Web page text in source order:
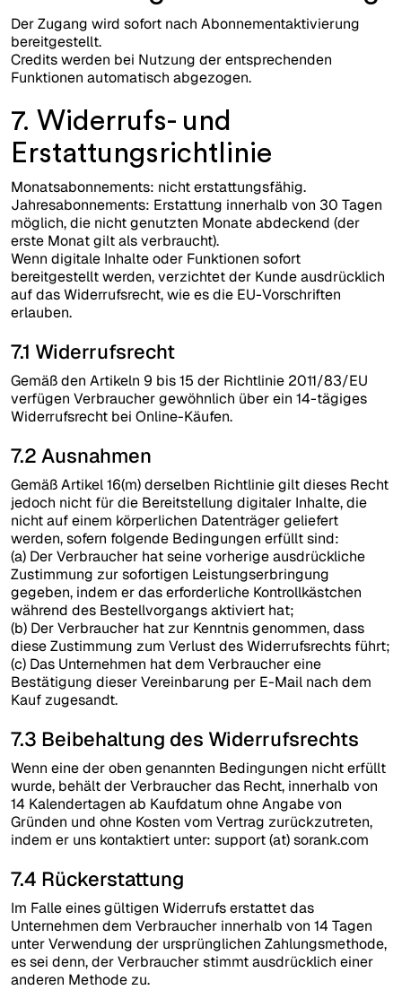
Der Zugang wird sofort nach Abonnementaktivierung
bereitgestellt.
Credits werden bei Nutzung der entsprechenden
Funktionen automatisch abgezogen.
7. Widerrufs- und
Erstattungsrichtlinie
Monatsabonnements: nicht erstattungsfähig.
Jahresabonnements: Erstattung innerhalb von 30 Tagen
möglich, die nicht genutzten Monate abdeckend (der
erste Monat gilt als verbraucht).
Wenn digitale Inhalte oder Funktionen sofort
bereitgestellt werden, verzichtet der Kunde ausdrücklich
auf das Widerrufsrecht, wie es die EU-Vorschriften
erlauben.
7.1 Widerrufsrecht
Gemäß den Artikeln 9 bis 15 der Richtlinie 2011/83/EU
verfügen Verbraucher gewöhnlich über ein 14-tägiges
Widerrufsrecht bei Online-Käufen.
7.2 Ausnahmen
Gemäß Artikel 16(m) derselben Richtlinie gilt dieses Recht
jedoch nicht für die Bereitstellung digitaler Inhalte, die
nicht auf einem körperlichen Datenträger geliefert
werden, sofern folgende Bedingungen erfüllt sind:
(a) Der Verbraucher hat seine vorherige ausdrückliche
Zustimmung zur sofortigen Leistungserbringung
gegeben, indem er das erforderliche Kontrollkästchen
während des Bestellvorgangs aktiviert hat;
(b) Der Verbraucher hat zur Kenntnis genommen, dass
diese Zustimmung zum Verlust des Widerrufsrechts führt;
(c) Das Unternehmen hat dem Verbraucher eine
Bestätigung dieser Vereinbarung per E-Mail nach dem
Kauf zugesandt.
7.3 Beibehaltung des Widerrufsrechts
Wenn eine der oben genannten Bedingungen nicht erfüllt
wurde, behält der Verbraucher das Recht, innerhalb von
14 Kalendertagen ab Kaufdatum ohne Angabe von
Gründen und ohne Kosten vom Vertrag zurückzutreten,
indem er uns kontaktiert unter: support (at) sorank.com
7.4 Rückerstattung
Im Falle eines gültigen Widerrufs erstattet das
Unternehmen dem Verbraucher innerhalb von 14 Tagen
unter Verwendung der ursprünglichen Zahlungsmethode,
es sei denn, der Verbraucher stimmt ausdrücklich einer
anderen Methode zu.